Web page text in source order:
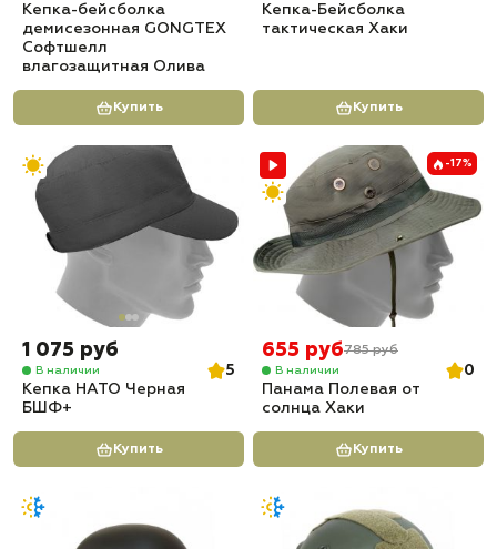
Кепка-бейсболка
демисезонная GONGTEX
Софтшелл
влагозащитная Олива
Купить
Кепка-Бейсболка
тактическая Хаки
Купить
1 075 руб
В наличии
5
Кепка НАТО Черная
БШФ+
Купить
-17%
655 руб785 руб
В наличии
0
Панама Полевая от
солнца Хаки
Купить